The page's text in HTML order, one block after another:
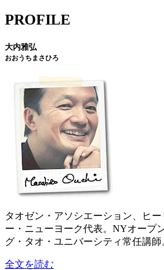
PROFILE
大内雅弘
おおうちまさひろ
タオゼン・アソシエーション、ヒ
ー・ニューヨーク代表。NYオープ
グ・タオ・ユニバーシティ常任講師
全文を読む